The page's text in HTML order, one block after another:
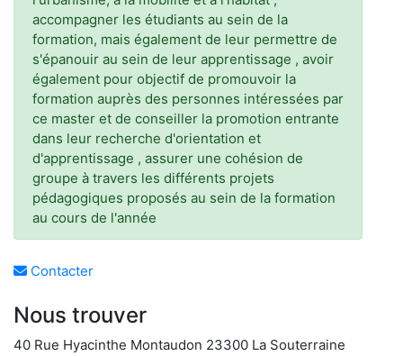
accompagner les étudiants au sein de la
formation, mais également de leur permettre de
s'épanouir au sein de leur apprentissage , avoir
également pour objectif de promouvoir la
formation auprès des personnes intéressées par
ce master et de conseiller la promotion entrante
dans leur recherche d'orientation et
d'apprentissage , assurer une cohésion de
groupe à travers les différents projets
pédagogiques proposés au sein de la formation
au cours de l'année
Contacter
Nous trouver
40 Rue Hyacinthe Montaudon 23300 La Souterraine